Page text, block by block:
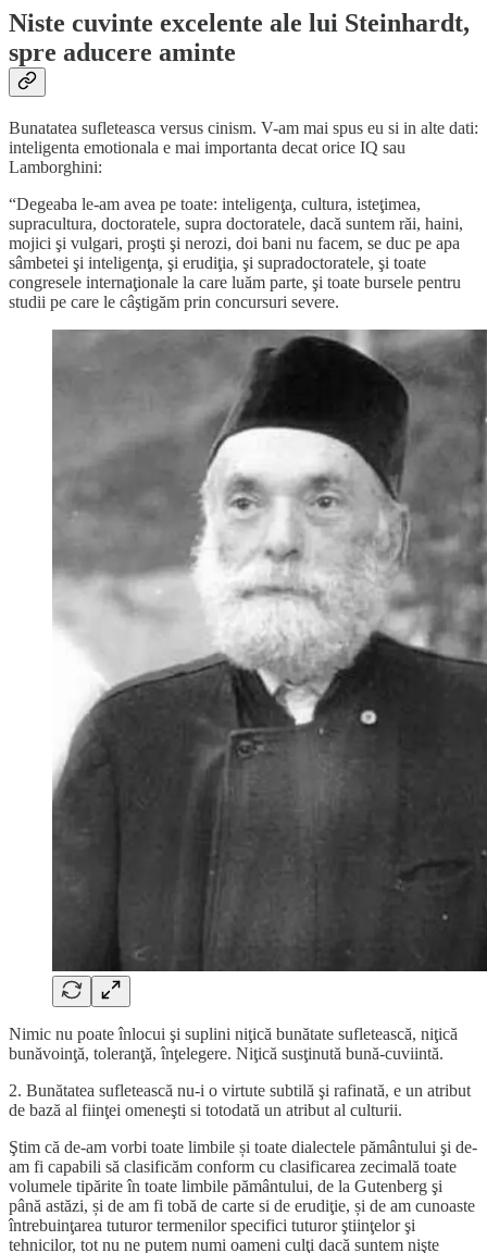
Niste cuvinte excelente ale lui Steinhardt,
spre aducere aminte
Bunatatea sufleteasca versus cinism. V-am mai spus eu si in alte dati:
inteligenta emotionala e mai importanta decat orice IQ sau
Lamborghini:
“Degeaba le-am avea pe toate: inteligenţa, cultura, isteţimea,
supracultura, doctoratele, supra doctoratele, dacă suntem răi, haini,
mojici şi vulgari, proşti şi nerozi, doi bani nu facem, se duc pe apa
sâmbetei şi inteligenţa, şi erudiţia, şi supradoctoratele, şi toate
congresele internaţionale la care luăm parte, şi toate bursele pentru
studii pe care le câştigăm prin concursuri severe.
Nimic nu poate înlocui şi suplini niţică bunătate sufletească, niţică
bunăvoinţă, toleranţă, înţelegere. Niţică susţinută bună-cuviintă.
2. Bunătatea sufletească nu-i o virtute subtilă şi rafinată, e un atribut
de bază al fiinţei omeneşti si totodată un atribut al culturii.
Ştim că de-am vorbi toate limbile și toate dialectele pământului şi de-
am fi capabili să clasificăm conform cu clasificarea zecimală toate
volumele tipărite în toate limbile pământului, de la Gutenberg şi
până astăzi, și de am fi tobă de carte si de erudiţie, și de am cunoaste
întrebuinţarea tuturor termenilor specifici tuturor ştiinţelor şi
tehnicilor, tot nu ne putem numi oameni culţi dacă suntem nişte